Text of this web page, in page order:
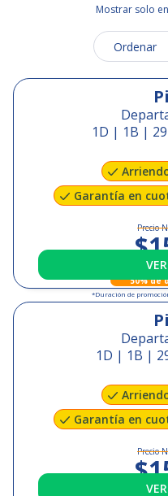
Mostrar solo
1D | 1B | 29
Garantía en
Precio
+
50% de
*Duración de
1D | 1B |
Garantía en
Precio
+